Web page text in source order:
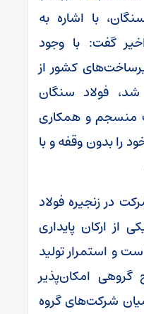
با اشاره به
گفت: با وجود
کشور از
شد، فولاد سنگان
منسجم و همکاری
را بدون وقفه و با
در زنجیره فولاد
از ارکان پایداری
و استمرار تولید
امکان‌پذیر
شرکت‌های گروه